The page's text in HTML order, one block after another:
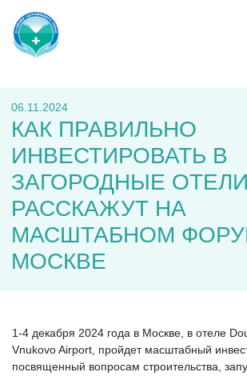
06.11.2024
КАК ПРАВИЛЬНО
ИНВЕСТИРОВАТЬ В
ЗАГОРОДНЫЕ ОТЕЛИ
РАССКАЖУТ НА
МАСШТАБНОМ
МОСКВЕ
1-4 декабря 2024 года в Москве, в отеле
Vnukovo Airport, пройдет масштабный
посвященный вопросам строительства,